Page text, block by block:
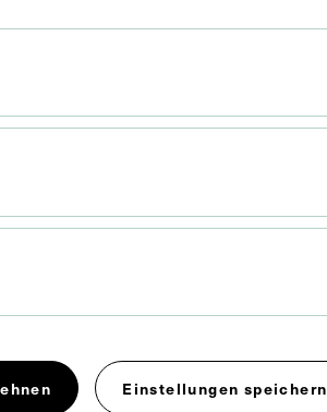
von Adam Politzer.
Einstellungen speichern